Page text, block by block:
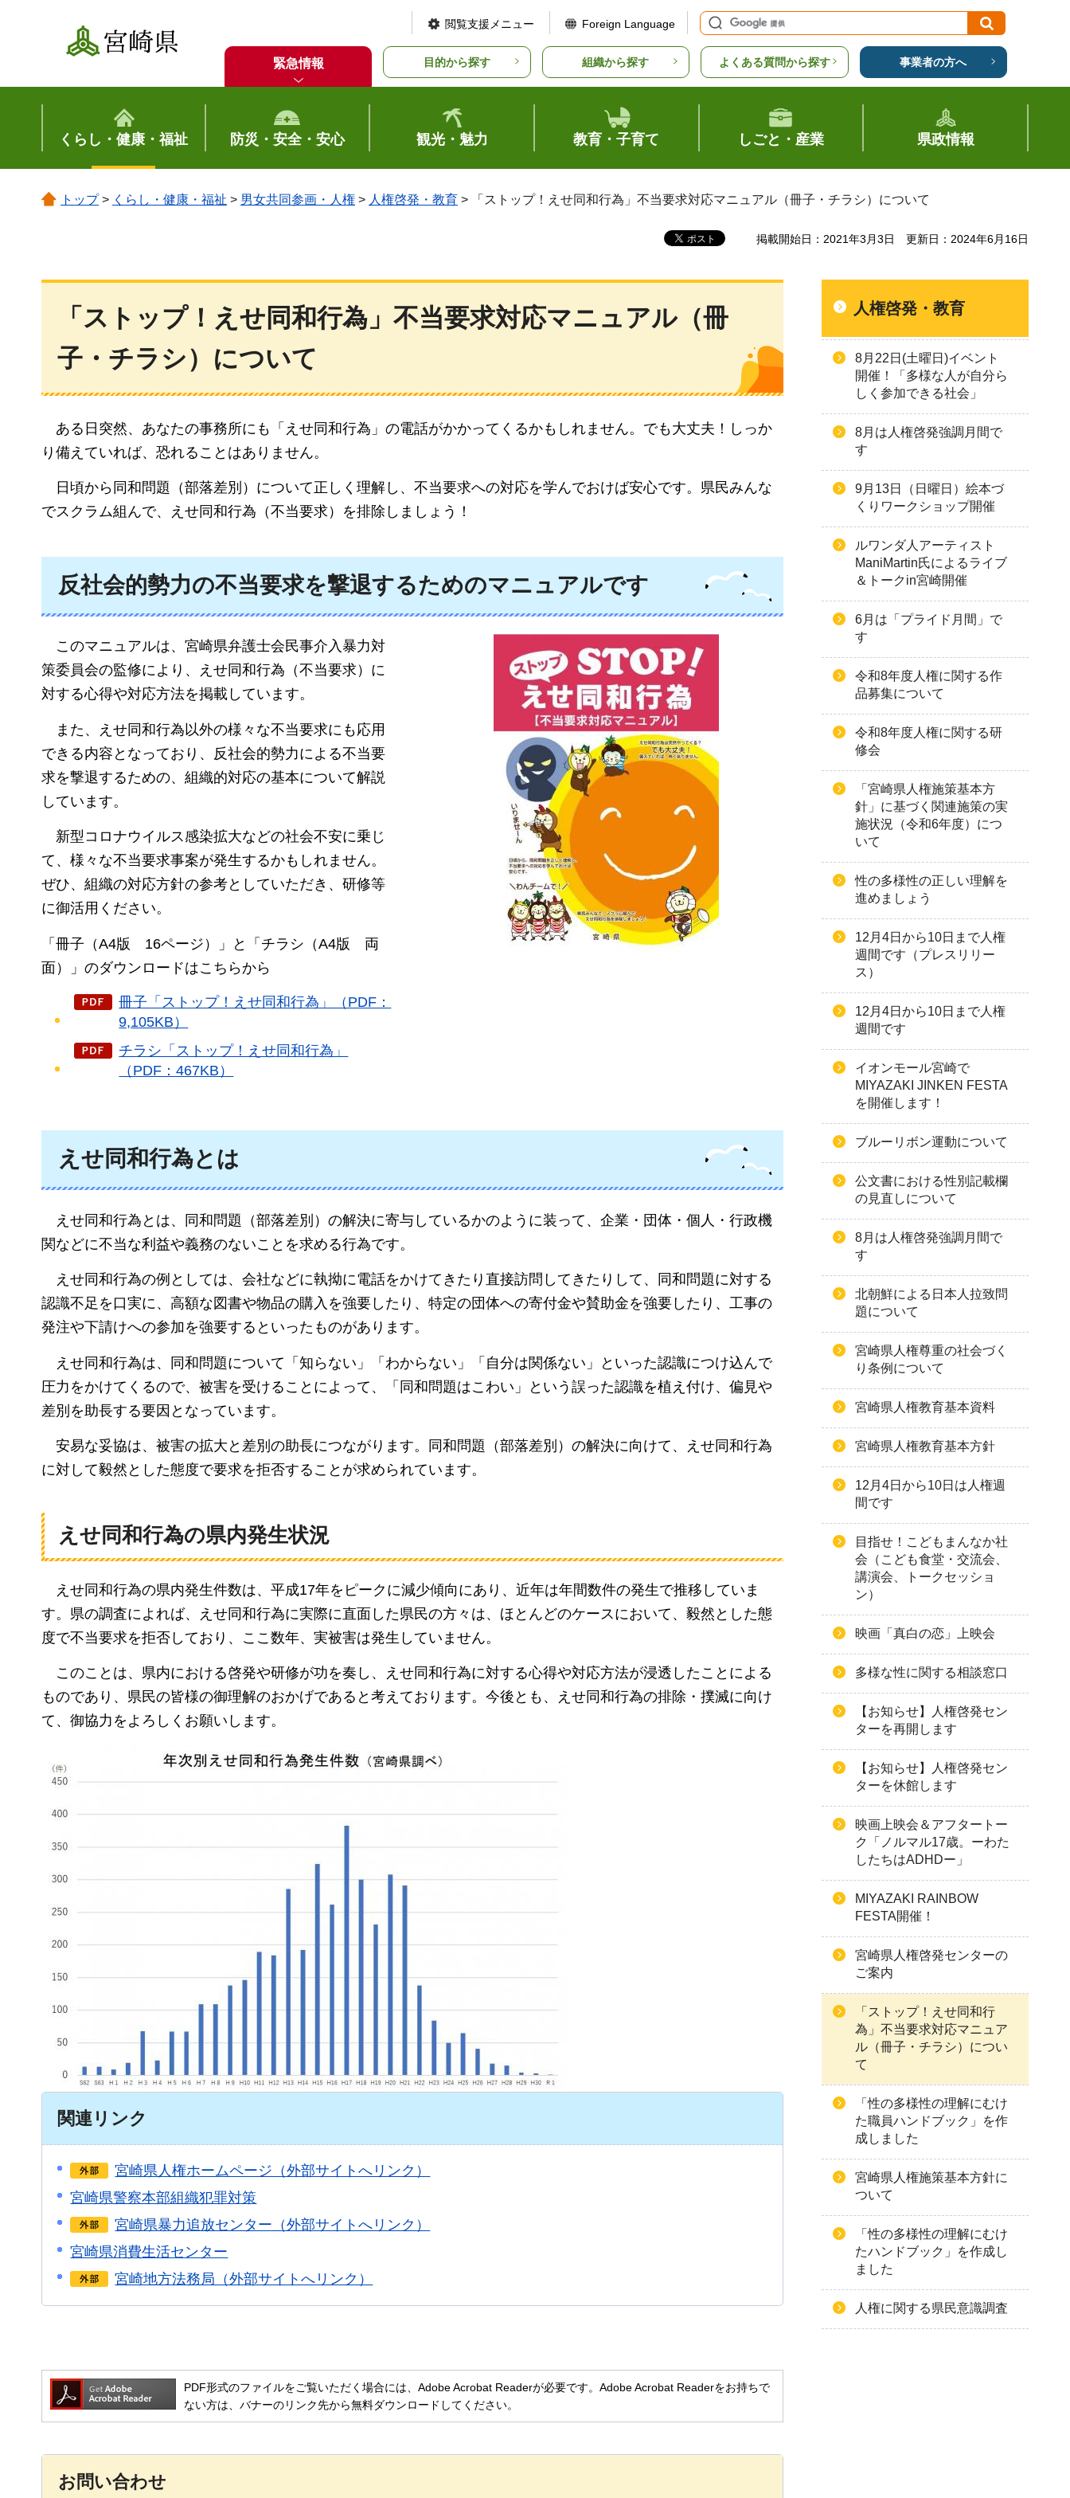
宮崎県
閲覧支援メニュー Foreign Language
緊急情報 目的から探す 組織から探す よくある質問から探す 事業者の方へ
くらし・健康・福祉 防災・安全・安心 観光・魅力 教育・子育て しごと・産業 県政情報
トップ> くらし・健康・福祉 > 男女共同参画・人権 > 人権啓発・教育 > 「ストップ！えせ同和行為」不当要求対応マニュアル（冊子・チラシ）について
掲載開始日：2021年3月3日 更新日：2024年6月16日
「ストップ！えせ同和行為」不当要求対応マニュアル（冊
子・チラシ）について
ある日突然、 あなたの事務所にも「えせ同和行為」の電話がかかってくるかもしれません。でも大丈夫！しっか
り備えていれば、恐れることはありません。
日頃から 同和問題（部落差別）について正しく理解し、不当要求への対応を学んでおけば安心です。県民みんな
でスクラム組んで、えせ同和行為（不当要求）を排除しましょう！
反社会的勢力の不当要求を撃退するためのマニュアルです
このマニュアルは、 宮崎県弁護士会民事介入暴力対
策委員会の監修により、えせ同和行為（不当要求）に
対する心得や対応方法を掲載しています。
また、
えせ同和行為以外の様々な不当要求にも応用
できる内容となっており、反社会的勢力による不当要
求を撃退するための、組織的対応の基本について解説
しています。
新型コロナウイルス感染拡大などの社会不安に乗じ
て、様々な不当要求事案が発生するかもしれません。
ぜひ、組織の対応方針の参考としていただき、研修等
に御活用ください。
「冊子（A4版 16ページ ）」と「チラシ（A4版
両
面）」のダウンロードはこちらから
冊子「ストップ！えせ同和行為」（PDF：
9,105KB）
チラシ「ストップ！えせ同和行為」
（PDF：467KB）
えせ同和行為とは
えせ同和行為とは、同和問題（部落差別）の解決に寄与しているかのように装って、企業・団体・個人・行政機
関などに不当な利益や義務のないことを求める行為です。
えせ同和行為の例としては、会社などに執拗に電話をかけてきたり直接訪問してきたりして、同和問題に対する
認識不足を口実に、高額な図書や物品の購入を強要したり、特定の団体への寄付金や賛助金を強要したり、工事の
発注や下請けへの参加を強要するといったものがあります。
えせ同和行為は、同和問題について「知らない」「わからない」「自分は関係ない」といった認識につけ込んで
圧力をかけてくるので、被害を受けることによって、「同和問題はこわい」という誤った認識を植え付け、偏見や
差別を助長する要因となっています。
安易な妥協は、被害の拡大と差別の助長につながります。同和問題（部落差別）の解決に向けて、えせ同和行為
に対して毅然とした態度で要求を拒否することが求められています。
えせ同和行為の県内発生状況
えせ同和行為の県内発生件数は、平成17年をピークに減少傾向にあり、近年は年間数件の発生で推移していま
す。県の調査によれば、えせ同和行為に実際に直面した県民の方々は、ほとんどのケースにおいて、毅然とした態
度で不当要求を拒否しており、ここ数年、実被害は発生していません。
このことは、 県内における啓発や研修が功を奏し、えせ同和行為に対する心得や対応方法が浸透したことによる
ものであり、県民の皆様の御理解のおかげであると考えております。今後とも、えせ同和行為の排除・撲滅に向け
て、御協力をよろしくお願いします。
関連リンク
宮崎県人権ホームページ（外部サイトへリンク）
宮崎県警察本部組織犯罪対策
宮崎県暴力追放センター（外部サイトへリンク）
宮崎県消費生活センター
宮崎地方法務局（外部サイトへリンク）
PDF形式のファイルをご覧いただく場合には、Adobe Acrobat Readerが必要です。Adobe Acrobat Readerをお持ちで
ない方は、バナーのリンク先から無料ダウンロードしてください。
お問い合わせ
人権啓発・教育
8月22日(土曜日)イベント
開催！「多様な人が自分ら
しく参加できる社会」
8月は人権啓発強調月間で
す
9月13日（日曜日）絵本づ
くりワークショップ開催
ルワンダ人アーティスト
ManiMartin氏によるライブ
＆トークin宮崎開催
6月は「プライド月間」で
す
令和8年度人権に関する作
品募集について
令和8年度人権に関する研
修会
「宮崎県人権施策基本方
針」に基づく関連施策の実
施状況（令和6年度）につ
いて
性の多様性の正しい理解を
進めましょう
12月4日から10日まで人権
週間です（プレスリリー
ス）
12月4日から10日まで人権
週間です
イオンモール宮崎で
MIYAZAKI JINKEN FESTA
を開催します！
ブルーリボン運動について
公文書における性別記載欄
の見直しについて
8月は人権啓発強調月間で
す
北朝鮮による日本人拉致問
題について
宮崎県人権尊重の社会づく
り条例について
宮崎県人権教育基本資料
宮崎県人権教育基本方針
12月4日から10日は人権週
間です
目指せ！こどもまんなか社
会（こども食堂・交流会、
講演会、トークセッショ
ン）
映画「真白の恋」上映会
多様な性に関する相談窓口
【お知らせ】人権啓発セン
ターを再開します
【お知らせ】人権啓発セン
ターを休館します
映画上映会＆アフタートー
ク「ノルマル17歳。ーわた
したちはADHDー」
MIYAZAKI RAINBOW
FESTA開催！
宮崎県人権啓発センターの
ご案内
「ストップ！えせ同和行
為」不当要求対応マニュア
ル（冊子・チラシ）につい
て
「性の多様性の理解にむけ
た職員ハンドブック」を作
成しました
宮崎県人権施策基本方針に
ついて
「性の多様性の理解にむけ
たハンドブック」を作成し
ました
人権に関する県民意識調査